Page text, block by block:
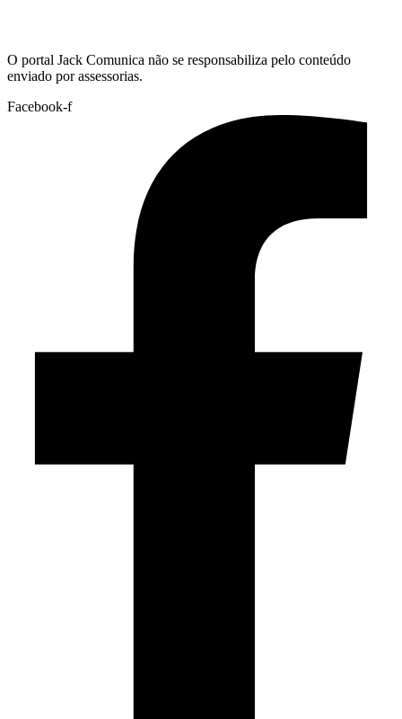
O portal Jack Comunica não se responsabiliza pelo conteúdo
enviado por assessorias.
Facebook-f